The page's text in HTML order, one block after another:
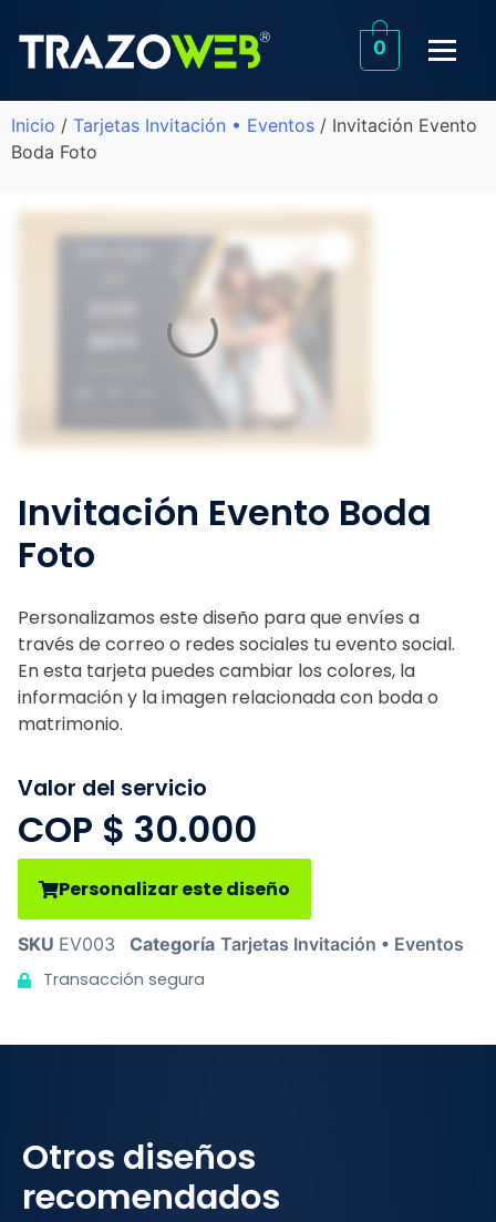
0
Inicio / Tarjetas Invitación • Eventos / Invitación Evento
Boda Foto
Invitación Evento Boda
Foto
Personalizamos este diseño para que envíes a
través de correo o redes sociales tu evento social.
En esta tarjeta puedes cambiar los colores, la
información y la imagen relacionada con boda o
matrimonio.
Valor del servicio
COP $ 30.000
Personalizar este diseño
SKU EV003 Categoría Tarjetas Invitación • Eventos
Transacción segura
Otros diseños
recomendados